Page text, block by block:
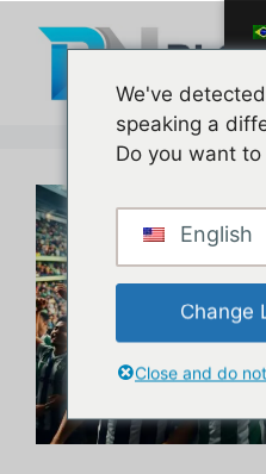
conteúdo
We've
speaking a
Do you want
English
Change
Close and do